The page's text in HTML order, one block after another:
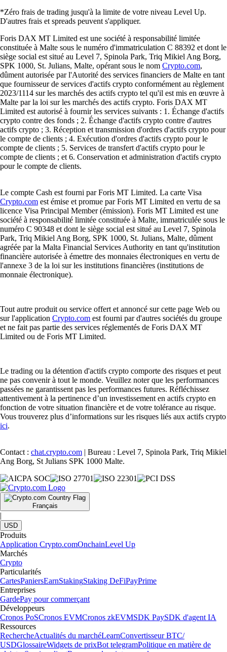
*Zéro frais de trading jusqu'à la limite de votre niveau Level Up.
D'autres frais et spreads peuvent s'appliquer.
Foris DAX MT Limited est une société à responsabilité limitée
constituée à Malte sous le numéro d'immatriculation C 88392 et dont le
siège social est situé au Level 7, Spinola Park, Triq Mikiel Ang Borg,
SPK 1000, St. Julians, Malte, opérant sous le nom Crypto.com,
dûment autorisée par l'Autorité des services financiers de Malte en tant
que fournisseur de services d'actifs crypto conformément au règlement
2023/1114 sur les marchés des actifs crypto tel qu'il est mis en œuvre à
Malte par la loi sur les marchés des actifs crypto. Foris DAX MT
Limited est autorisé à fournir les services suivants : 1. Échange d'actifs
crypto contre des fonds ; 2. Échange d'actifs crypto contre d'autres
actifs crypto ; 3. Réception et transmission d'ordres d'actifs crypto pour
le compte de clients ; 4. Exécution d'ordres d'actifs crypto pour le
compte de clients ; 5. Services de transfert d'actifs crypto pour le
compte de clients ; et 6. Conservation et administration d'actifs crypto
pour le compte de clients.
Le compte Cash est fourni par Foris MT Limited. La carte Visa
Crypto.com est émise et promue par Foris MT Limited en vertu de sa
licence Visa Principal Member (émission). Foris MT Limited est une
société à responsabilité limitée constituée à Malte, immatriculée sous le
numéro C 90348 et dont le siège social est situé au Level 7, Spinola
Park, Triq Mikiel Ang Borg, SPK 1000, St. Julians, Malte, dûment
agréée par la Malta Financial Services Authority en tant qu'institution
financière autorisée à émettre des monnaies électroniques en vertu de
l'annexe 3 de la loi sur les institutions financières (institutions de
monnaie électronique).
Tout autre produit ou service offert et annoncé sur cette page Web ou
sur l'application Crypto.com est fourni par d'autres sociétés du groupe
et ne fait pas partie des services réglementés de Foris DAX MT
Limited ou de Foris MT Limited.
Le trading ou la détention d'actifs crypto comporte des risques et peut
ne pas convenir à tout le monde. Veuillez noter que les performances
passées ne garantissent pas les performances futures. Réfléchissez
attentivement à la pertinence d’un investissement en actifs crypto en
fonction de votre situation financière et de votre tolérance au risque.
Vous trouverez plus d’informations sur les risques liés aux actifs crypto
ici.
Contact : chat.crypto.com | Bureau : Level 7, Spinola Park, Triq Mikiel
Ang Borg, St Julians SPK 1000 Malte.
Français
|
USD
Produits
Application Crypto.comOnchainLevel Up
Marchés
Crypto
Particularités
CartesPaniersEarnStakingStaking DeFiPayPrime
Entreprises
GardePay pour commerçant
Développeurs
Cronos PoSCronos EVMCronos zkEVMSDK PaySDK d'agent IA
Ressources
RechercheActualités du marchéLearnConvertisseur BTC/
USDGlossaireWidgets de prixBot telegramPolitique en matière de